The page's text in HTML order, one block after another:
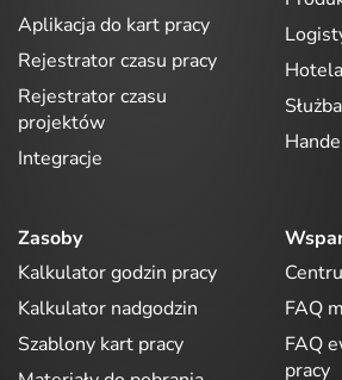
Aplikacja do kart pracy
Rejestrator czasu pracy
Rejestrator czasu
projektów
Integracje
Zasoby
Kalkulator godzin pracy
Kalkulator nadgodzin
Szablony kart pracy
FAQ
FAQ
pracy